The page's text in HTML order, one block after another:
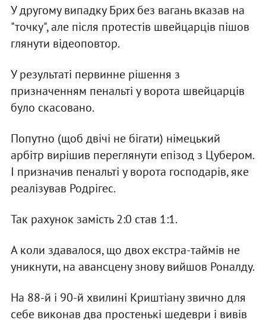
У другому випадку Брих без вагань вказав на
"точку", але після протестів швейцарців пішов
глянути відеоповтор.
У результаті первинне рішення з
призначенням пенальті у ворота швейцарців
було скасовано.
Попутно (щоб двічі не бігати) німецький
арбітр вирішив переглянути епізод з Цубером.
І призначив пенальті у ворота господарів, яке
реалізував Родрігес.
Так рахунок замість 2:0 став 1:1.
А коли здавалося, що двох екстра-таймів не
уникнути, на авансцену знову вийшов Роналду.
На 88-й і 90-й хвилині Криштіану звично для
себе виконав два простенькі шедеври і вивів